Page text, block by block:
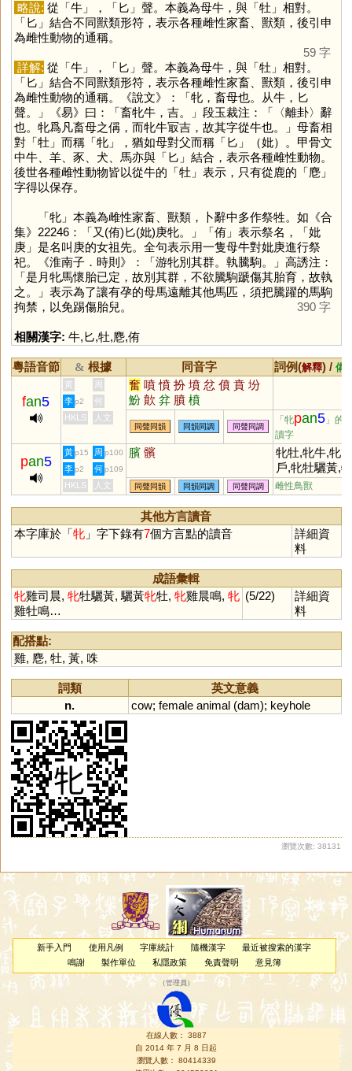
略說: 從「牛」，「匕 」聲。本義為母牛，與「牡 」相對。
「匕 」結合不同獸類形符，表示各種雌性家畜、獸類，後引申
為雌性動物的通稱。
59 字
詳解: 從「牛」，「匕 」聲。本義為母牛，與「牡 」相對。
「匕 」結合不同獸類形符，表示各種雌性家畜、獸類，後引申
為雌性動物的通稱。《說文》：「牝，畜母也。从牛，匕
聲。」《易》曰：「畜牝牛，吉。」段玉裁注：「〈離卦〉辭
也。牝爲凡畜母之偁，而牝牛冣吉，故其字從牛也。」母畜相
對「牡 」而稱「牝」，猶如母對父而稱「匕 」（妣）。甲骨文
中牛、羊、豕、犬、馬亦與「匕 」結合，表示各種雌性動物。
後世各種雌性動物皆以從牛的「牡 」表示，只有從鹿的「麀」
字得以保存。
「牝」本義為雌性家畜、獸類，卜辭中多作祭牲。如《合
集》22246：「又(侑)匕(妣)庚牝。」「侑」表示祭名，「妣
庚」是名叫庚的女祖先。全句表示用一隻母牛對妣庚進行祭
祀。《淮南子．時則》：「游牝別其群。執騰駒。」高誘注：
「是月牝馬懷胎已定，故別其群，不欲騰駒蹏傷其胎育，故執
之。」表示為了讓有孕的母馬遠離其他馬匹，須把騰躍的馬駒
拘禁，以免踢傷胎兒。
390 字
相關漢字: 牛,匕,牡,麀,侑
粵語音節 & 根據 同音字 詞例(解釋) / 備
fan5
黃 周 奮 噴 憤 扮 墳 忿 僨 賁 坋
魵 歕 弅 膹 橨
李 p2
何
HKLS
人文
同聲同韻 同韻同調 同聲同調
「牝pan5 」的
讀字
pan5
黃 p15 周 p100 臏 髕
牝牡,牝牛,牝
戶,牝牡驪黃,牝
雞司晨
李 p2 何 p109
HKLS 人文 同聲同韻 同韻同調 同聲同調 雌性鳥獸
其他方言讀音
本字庫於「牝」字下錄有7個方言點的讀音
詳細資
料
成語彙輯
牝雞司晨, 牝牡驪黃, 驪黃牝牡, 牝雞晨鳴, 牝
雞牡鳴…
(5/22)
詳細資
料
配搭點:
雞, 麀, 牡, 黃, 咮
詞類
英文意義
n.
cow; female animal(dam); keyhole
瀏覽次數: 38131
新手入門 使用凡例 字庫統計 隨機漢字
最近被搜索的漢字
鳴謝
製作單位 私隱政策 免責聲明 意見簿
（管理員 ）
在線人數： 3887
自 2014 年 7 月 8 日起
瀏覽人數： 80414339